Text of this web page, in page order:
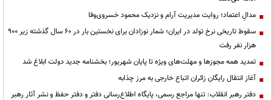
مدالِ اعتماد؛ روایت مدیریت آرام و نزدیک محمود خسروی‌وفا
سقوط تاریخی نرخ تولد در ایران؛ شمار نوزادان برای نخستین بار در ۶۰ سال گذشته زیر ۹۰۰
هزار نفر رفت
تمدید همه مجوزها و مهلت‌های ویژه تا پایان شهریور؛ بخشنامه جدید دولت ابلاغ شد
آغاز انتقال رایگان زائران اتباع خارجی به مرز چذابه
دفتر رهبر انقلاب: تنها مراجع رسمی، پایگاه اطلاع‌رسانی دفتر و دفتر حفظ و نشر آثار رهبر